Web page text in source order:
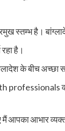
स्तम्भ है।
है।
के बीच अच्छा
professionals
आपका आभार